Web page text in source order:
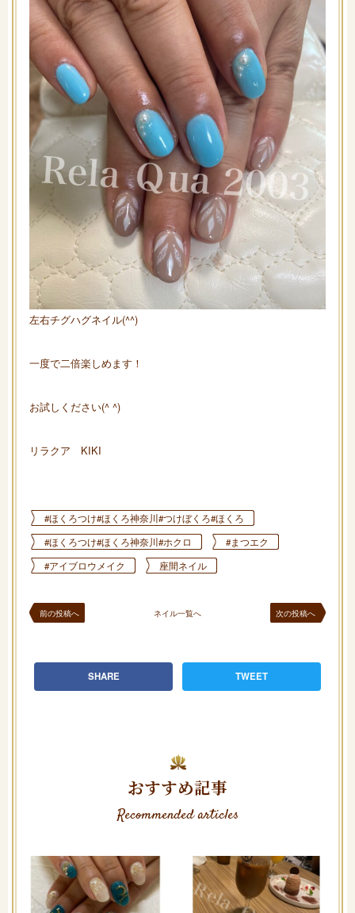
左右チグハグネイル(^^)
一度で二倍楽しめます！
お試しください(^ ^)
リラクア KIKI
#ほくろつけ#ほくろ神奈川#つけぼくろ#ほくろ
#ほくろつけ#ほくろ神奈川#ホクロ
#まつエク
#アイブロウメイク
座間ネイル
前の投稿へ ネイル一覧へ 次の投稿へ
SHARE TWEET
おすすめ記事
Recommended articles